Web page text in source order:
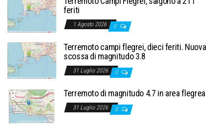
feriti
1 Agosto 2026 0
Terremoto campi flegrei, dieci feriti. Nuova
scossa di magnitudo 3.8
31 Luglio 2026 0
Terremoto di magnitudo 4.7 in area flegrea
31 Luglio 2026 0